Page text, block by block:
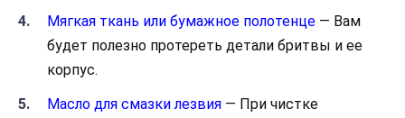
Мягкая ткань или бумажное полотенце — Вам
будет полезно протереть детали бритвы и ее
корпус.
Масло для смазки лезвия — При чистке